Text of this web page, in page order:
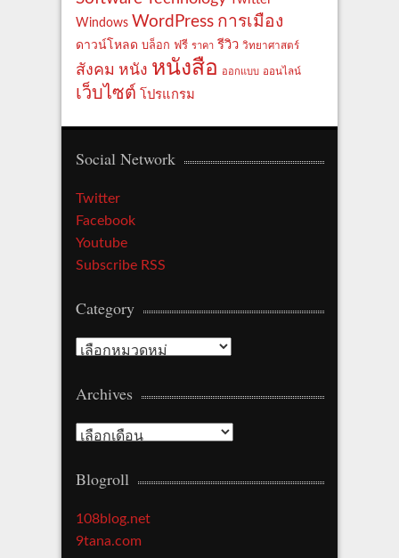
Windows WordPress การเมือง
ดาวน์โหลด บล็อก ฟรี ราคา รีวิว วิทยาศาสตร์
สังคม หนัง หนังสือ ออกแบบ ออนไลน์
เว็บไซต์ โปรแกรม
Social Network
Twitter
Facebook
Youtube
Subscribe RSS
Category
Category
Archives
Archives
Blogroll
108blog.net
9tana.com